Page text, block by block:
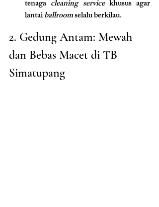
tenaga cleaning service khusus agar
lantai ballroom selalu berkilau.
2. Gedung Antam: Mewah
dan Bebas Macet di TB
Simatupang